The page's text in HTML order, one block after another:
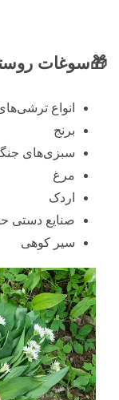
🎁سوغات
انواع
برنج
سبزی‌های
مرغ
اردک
صنایع دستی
سیر کوهی